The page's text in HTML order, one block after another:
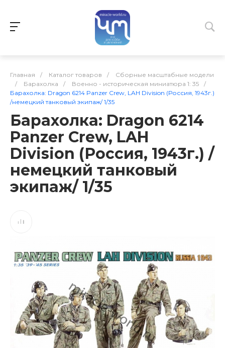
Главная / Каталог товаров /
Сборные масштабные модели
/
Барахолка / Военно - историческая миниатюра 1: 35
/
Барахолка: Dragon 6214 Panzer Crew, LAH Division (Россия, 1943г.)
/немецкий танковый экипаж/ 1/35
Барахолка: Dragon 6214
Panzer Crew, LAH
Division (Россия, 1943г.) /
немецкий танковый
экипаж/ 1/35